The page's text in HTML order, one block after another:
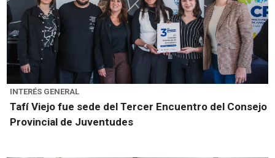
INTERÉS GENERAL
Tafí Viejo fue sede del Tercer Encuentro del Consejo
Provincial de Juventudes